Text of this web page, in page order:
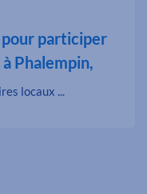
participer
Phalempin,
locaux ...